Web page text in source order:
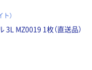
）
MZ0019 1枚（直送品）